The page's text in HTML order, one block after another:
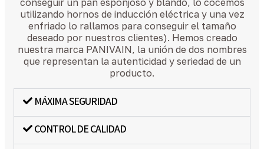
utilizando hornos de inducción eléctrica y una vez
enfriado lo rallamos para conseguir el tamaño
deseado por nuestros clientes). Hemos creado
nuestra marca PANIVAIN, la unión de dos nombres
que representan la autenticidad y seriedad de un
producto.
MÁXIMA SEGURIDAD
CONTROL DE CALIDAD